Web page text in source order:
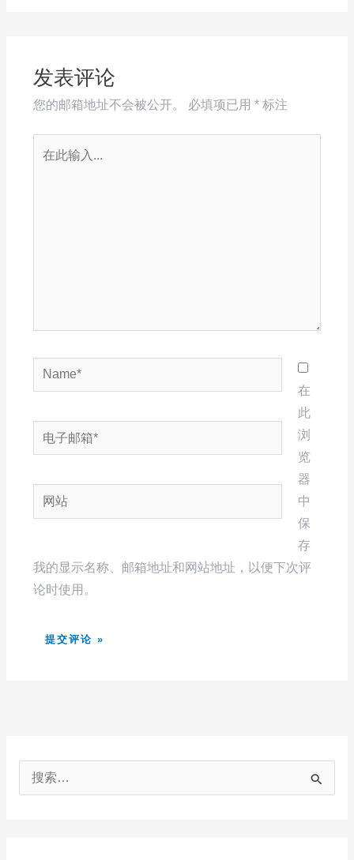
发表评论
您的邮箱地址不会被公开。 必填项已用 *标注
Name*
电
子
箱
*
网
站
在
此
浏
览
器
中
保
存
我的显示名称、邮箱地址和网站地址，以便下次评
论时使用。